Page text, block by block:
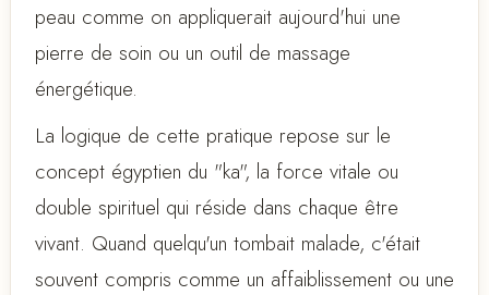
peau comme on appliquerait aujourd'hui une
pierre de soin ou un outil de massage
énergétique.
La logique de cette pratique repose sur le
concept égyptien du "ka", la force vitale ou
double spirituel qui réside dans chaque être
vivant. Quand quelqu'un tombait malade, c'était
souvent compris comme un affaiblissement ou une